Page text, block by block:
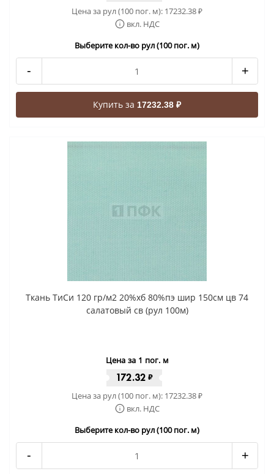
Цена за рул (100 пог. м): 17232.38₽
вкл. НДС
Выберите кол-во рул (100 пог. м)
- +
Купить за 17232.38 ₽
Ткань ТиСи 120 гр/м2 20%хб 80%пэ шир 150см цв 74
салатовый св (рул 100м)
Цена за 1 пог. м
172.32 ₽
Цена за рул (100 пог. м): 17232.38₽
вкл. НДС
Выберите кол-во рул (100 пог. м)
- +